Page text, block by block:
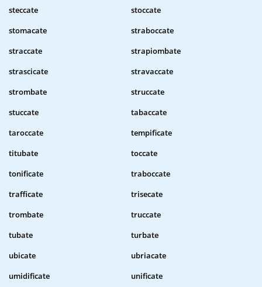
steccate
stoccate
stomacate
straboccate
straccate
strapiombate
strascicate
stravaccate
strombate
struccate
stuccate
tabaccate
taroccate
tempificate
titubate
toccate
tonificate
traboccate
trafficate
trisecate
trombate
truccate
tubate
turbate
ubicate
ubriacate
umidificate
unificate